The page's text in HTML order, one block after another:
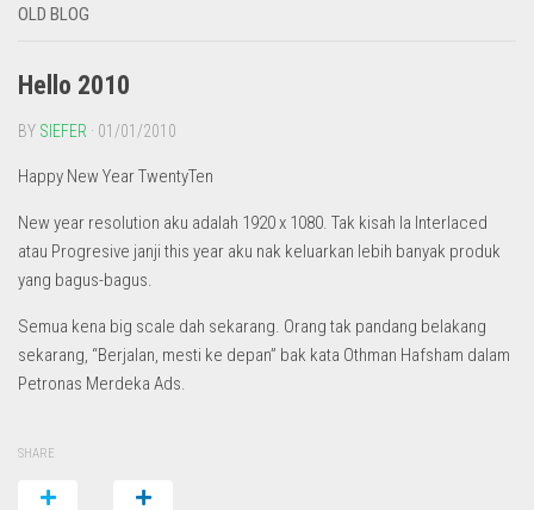
OLD BLOG
Hello 2010
BY SIEFER · 01/01/2010
Happy New Year TwentyTen
New year resolution aku adalah 1920 x 1080. Tak kisah la Interlaced
atau Progresive janji this year aku nak keluarkan lebih banyak produk
yang bagus-bagus.
Semua kena big scale dah sekarang. Orang tak pandang belakang
sekarang, “Berjalan, mesti ke depan” bak kata Othman Hafsham dalam
Petronas Merdeka Ads.
SHARE